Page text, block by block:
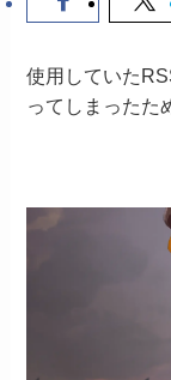
使用していた
ってしまったた